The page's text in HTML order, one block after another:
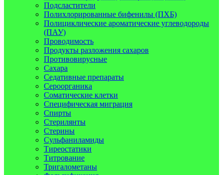
Подсластители
Полихлорированные бифенилы (ПХБ)
Полициклические ароматические углеводороды
(ПАУ)
Проводимость
Продукты разложения сахаров
Противовирусные
Сахара
Седативные препараты
Сероорганика
Соматические клетки
Специфическая миграция
Спирты
Стерилянты
Стерины
Сульфаниламиды
Тиреостатики
Титрование
Тригалометаны